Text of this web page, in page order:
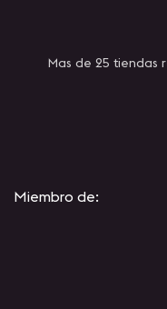
Mas de 25 tiendas
Miembro de: